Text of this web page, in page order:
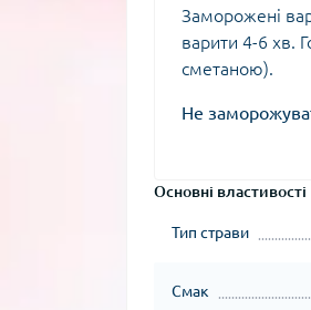
Заморожені
варити 4-6 хв.
сметаною).
Не
Основні властивості
Тип страви
Смак